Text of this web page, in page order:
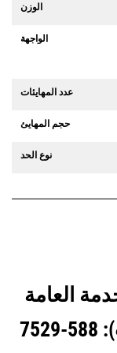
الوزن
الواجهة
عدد المهايئات
حجم المهايئ
نوع الحد
العامة
سعة 2800 مم (110 بوصات): 588-7529